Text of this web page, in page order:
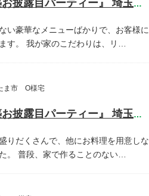
開催しました! 『新築お披露目パーティー』 埼玉県さいたま市 O様宅
い豪華なメニューばかりで、お客様に
す。
我が家のこだわりは、リ…
ま市 O様宅
開催しました! 『新築お披露目パーティー』 埼玉県さいたま市 O様宅
りだくさんで、他にお料理を用意しな
。
普段、家で作ることのない…